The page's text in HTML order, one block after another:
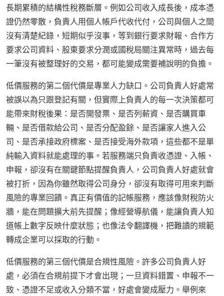
長期累積的結構性稅務斷層。例如公司收入成長後，成本憑
證仍然零散，負責人用個人帳戶代收代付，公司與個人之間
沒有清楚紀錄，短期似乎沒事，等到銀行要求財報、合作方
要求公司資料、股東要求分潤或國稅局關注異常時，過去每
一筆沒有被整理好的交易，都可能變成需要補說明的負擔。
低價服務的第二個代價是專業人力缺口。公司負責人好處常
被誤以為只跟登記有關，但實際上負責人的每一次決策都可
能帶來財稅後果：是否開發票、是否列薪資、是否購買車
輛、是否借款給公司、是否分配盈餘、是否讓家人進入公
司、是否承接政府標案、是否接受海外款項，這些都不是單
純輸入資料就能處理的事。若服務端只負責收憑證、入帳、
申報，卻沒有在關鍵節點提醒負責人，公司負責人好處就會
被打折，因為你雖然取得公司身分，卻沒有取得可用來判斷
風險的專業回饋。真正有價值的記帳服務，應該像財稅防火
牆，能在問題擴大前先提醒；像經營導航儀，能讓負責人知
道帳上數字反映什麼狀態；也像法令翻譯機，把難讀的規範
轉成企業可以採取的行動。
低價服務的第三個代價是合規性風險。許多公司負責人好
處，必須在合規前提下才會出現；一旦資料錯置、申報不一
致、憑證不足或收入分類不當，好處會變成壓力。舉例來